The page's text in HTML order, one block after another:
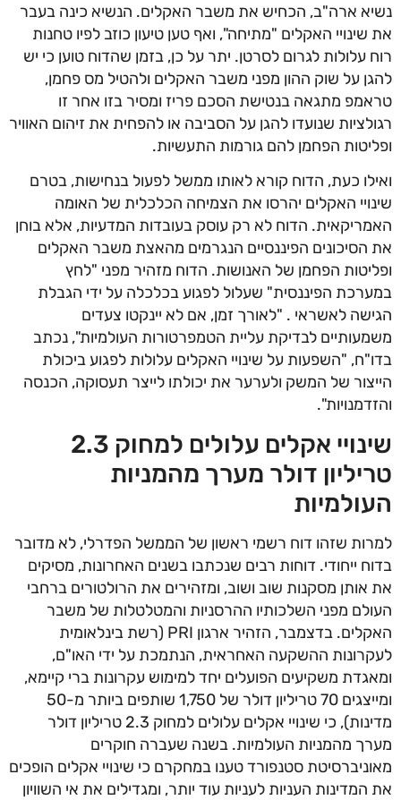
ארה"ב, הכחיש את משבר האקלים. הנשיא כינה בעבר
האקלים "מתיחה", ואף טען טיעון כוזב לפיו טחנות
עלולות לגרום לסרטן. יתר על כן, בזמן שהדוח טוען כי יש
על שוק ההון מפני משבר האקלים ולהטיל מס פחמן,
מתגאה בנטישת הסכם פריז ומסיר בזו אחר זו
שנועדו להגן על הסביבה או להפחית את זיהום האוויר
הפחמן להם גורמות התעשיות.
כעת, הדוח קורא לאותו ממשל לפעול בנחישות, בטרם
האקלים יהרסו את הצמיחה הכלכלית של האומה
הדוח לא רק עוסק בעובדות המדעיות, אלא בוחן
הפיננסיים הנגרמים מהאצת משבר האקלים
הפחמן של האנושות. הדוח מזהיר מפני "לחץ
הפיננסית" שעלול לפגוע בכלכלה על ידי הגבלת
לאשראי . "לאורך זמן, אם לא יינקטו צעדים
לבדיקת עליית הטמפרטורות העולמיות", נכתב
"השפעות על שינויי האקלים עלולות לפגוע ביכולת
של המשק ולערער את יכולתו לייצר תעסוקה, הכנסה
שינויי אקלים עלולים למחוק 2.3
דולר מערך מהמניות
שזהו דוח רשמי ראשון של הממשל הפדרלי, לא מדובר
ייחודי. דוחות רבים שנכתבו בשנים האחרונות, מסיקים
מסקנות שוב ושוב, ומזהירים את הרולטורים ברחבי
מפני השלכותיו ההרסניות והמטלטלות של משבר
האקלים. בדצמבר, הזהיר ארגון PRI (רשת בינלאומית
ההשקעה האחראית, הנתמכת על ידי האו"ם,
משקיעים הפועלים יחד למימוש עקרונות ברי קיימא,
ומייצגים 70 טריליון דולר של 1,750 שותפים ביותר מ-50
מדינות), כי שינויי אקלים עלולים למחוק 2.3 טריליון דולר
מהמניות העולמיות. בשנה שעברה חוקרים
סטנפורד טענו במחקרם כי שינויי אקלים הופכים
העניות לעניות עוד יותר, ומגדילים את אי השוויון